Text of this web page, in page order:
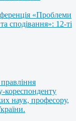
«Проблеми
сподівання»: 12-ті
кореспонденту
наук, професору,